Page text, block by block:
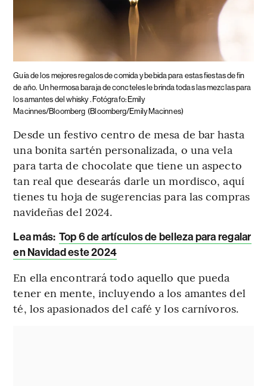
Guía de los mejores regalos de comida y bebida para estas fiestas de fin
de año. Un hermosa baraja de concteles le brinda todas las mezclas para
los amantes del whisky . Fotógrafo: Emily
Macinnes/Bloomberg (Bloomberg/Emily Macinnes)
Desde un festivo centro de mesa de bar hasta
una bonita sartén personalizada, o una vela
para tarta de chocolate que tiene un aspecto
tan real que desearás darle un mordisco, aquí
tienes tu hoja de sugerencias para las compras
navideñas del 2024.
Lea más: Top 6 de artículos de belleza para regalar
en Navidad este 2024
En ella encontrará todo aquello que pueda
tener en mente, incluyendo a los amantes del
té, los apasionados del café y los carnívoros.